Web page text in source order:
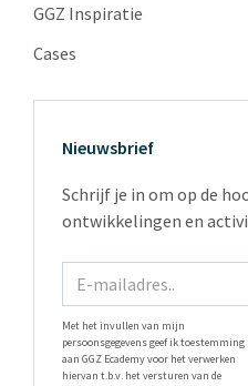
GGZ Inspiratie
Cases
Nieuwsbrief
Schrijf je in om op de
ontwikkelingen en
Met het invullen van mijn
persoonsgegevens geef ik toestemming
aan GGZ Ecademy voor het verwerken
hiervan t.b.v. het versturen van de